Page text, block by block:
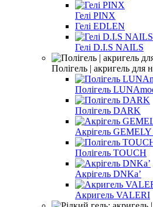
Гелі PINX
Гелі EDLEN
Гелі D.I.S NAILS
Полігель | акригель для
Полігель
Полігель DARK
Акрігель
Полігель TOUCH
Акрігель DNKa’
Акригель VALERI